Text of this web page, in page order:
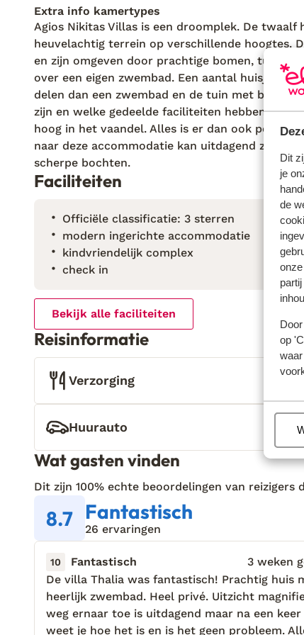
Dit
je
de
op
Extra info kamertypes
Agios Nikitas Villas is een droomplek. De
heuvelachtig terrein op verschillende hoogtes.
en zijn omgeven door prachtige bomen, tuintjes
over een eigen zwembad. Een aantal huisjes
delen dan een zwembad en de tuin met
zijn en welke gedeelde faciliteiten hebben.
hoog in het vaandel. Alles is er dan ook perfect
naar deze accommodatie kan uitdagend zijn
scherpe bochten.
Faciliteiten
Officiële classificatie: 3 sterren
modern ingerichte accommodatie
kindvriendelijk complex
check in
Bekijk alle faciliteiten
Reisinformatie
Verzorging
Huurauto
Wat gasten vinden
Dit zijn 100% echte beoordelingen van reizigers
8.7 Fantastisch
26 ervaringen
10 Fantastisch
3 weken
De villa Thalia was fantastisch! Prachtig huis
heerlijk zwembad. Heel privé. Uitzicht
weg ernaar toe is uitdagend maar na een
weet je hoe het is en is het geen probleem.
De villa Thalia was fantastisch! Prachtig huis
heerlijk zwembad. Heel privé. Uitzicht
weg ernaar toe is uitdagend maar na een
weet je hoe het is en is het geen probleem.